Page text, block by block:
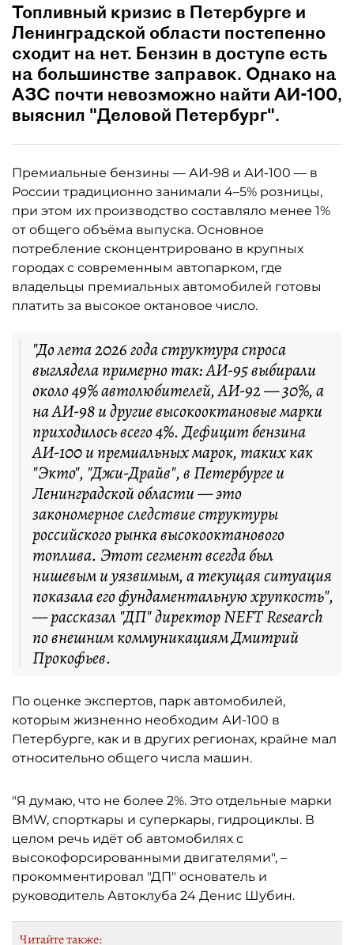
Топливный кризис в Петербурге и
Ленинградской области постепенно
сходит на нет. Бензин в доступе есть
на большинстве заправок. Однако на
АЗС почти невозможно найти АИ-100,
выяснил "Деловой Петербург".
Премиальные бензины — АИ-98 и АИ-100 — в
России традиционно занимали 4–5% розницы,
при этом их производство составляло менее 1%
от общего объёма выпуска. Основное
потребление сконцентрировано в крупных
городах с современным автопарком, где
владельцы премиальных автомобилей готовы
платить за высокое октановое число.
"До лета 2026 года структура спроса
выглядела примерно так: АИ-95 выбирали
около 49% автолюбителей, АИ-92 — 30%, а
на АИ-98 и другие высокооктановые марки
приходилось всего 4%. Дефицит бензина
АИ-100 и премиальных марок, таких как
"Экто", "Джи-Драйв", в Петербурге и
Ленинградской области — это
закономерное следствие структуры
российского рынка высокооктанового
топлива. Этот сегмент всегда был
нишевым и уязвимым, а текущая ситуация
показала его фундаментальную хрупкость",
— рассказал "ДП" директор NEFT Research
по внешним коммуникациям Дмитрий
Прокофьев.
По оценке экспертов, парк автомобилей,
которым жизненно необходим АИ-100 в
Петербурге, как и в других регионах, крайне мал
относительно общего числа машин.
"Я думаю, что не более 2%. Это отдельные марки
BMW, спорткары и суперкары, гидроциклы. В
целом речь идёт об автомобилях с
высокофорсированными двигателями", –
прокомментировал "ДП" основатель и
руководитель Автоклуба 24 Денис Шубин.
Читайте также: